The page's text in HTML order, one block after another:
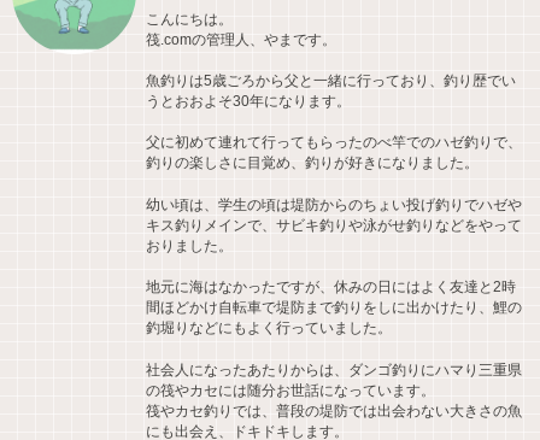
こんにちは。
筏.comの管理人、やまです。
魚釣りは5歳ごろから父と一緒に行っており、釣り歴でい
うとおおよそ30年になります。
父に初めて連れて行ってもらったのべ竿でのハゼ釣りで、
釣りの楽しさに目覚め、釣りが好きになりました。
幼い頃は、学生の頃は堤防からのちょい投げ釣りでハゼや
キス釣りメインで、サビキ釣りや泳がせ釣りなどをやって
おりました。
地元に海はなかったですが、休みの日にはよく友達と2時
間ほどかけ自転車で堤防まで釣りをしに出かけたり、鯉の
釣堀りなどにもよく行っていました。
社会人になったあたりからは、ダンゴ釣りにハマり三重県
の筏やカセには随分お世話になっています。
筏やカセ釣りでは、普段の堤防では出会わない大きさの魚
にも出会え、ドキドキします。